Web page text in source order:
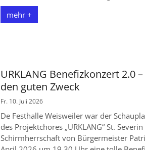
mehr +
URKLANG Benefizkonzert 2.0
den guten Zweck
Fr. 10. Juli 2026
De Festhalle Weisweiler war der
des Projektchores „URKLANG“ St.
Schirmherrschaft von Bürgermeister